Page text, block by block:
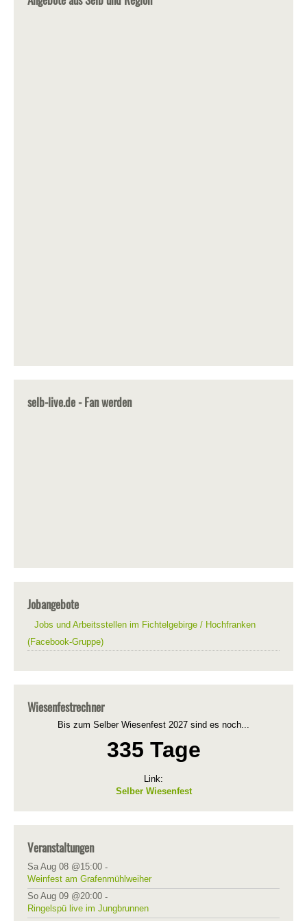
selb-live.de - Fan werden
Jobangebote
Jobs und Arbeitsstellen im Fichtelgebirge / Hochfranken
(Facebook-Gruppe)
Wiesenfestrechner
Bis zum Selber Wiesenfest 2027 sind es noch...
335 Tage
Link:
Selber Wiesenfest
Veranstaltungen
Sa Aug 08 @15:00 -
Weinfest am Grafenmühlweiher
So Aug 09 @20:00 -
Ringelspü live im Jungbrunnen